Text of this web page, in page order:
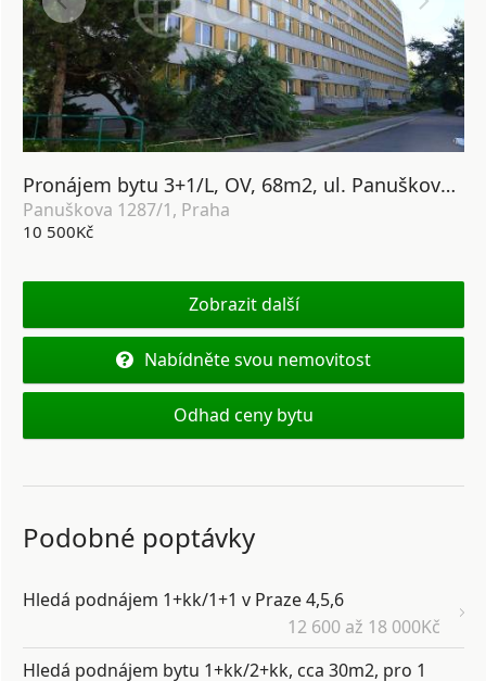
Pronájem bytu 3+1/L, OV, 68m2, ul. Panuškova 1287/1, Praha 4
Panuškova 1287/1, Praha
10 500Kč
Zobrazit další
Nabídněte svou nemovitost
Odhad ceny bytu
Podobné poptávky
Hledá podnájem 1+kk/1+1 v Praze 4,5,6
12 600 až 18 000Kč
Hledá podnájem bytu 1+kk/2+kk, cca 30m2, pro 1